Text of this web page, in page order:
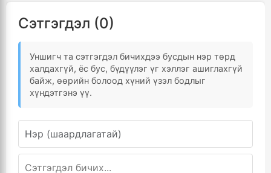
Сэтгэгдэл (0)
Уншигч та сэтгэгдэл бичихдээ бусдын нэр төрд
халдахгүй, ёс бус, бүдүүлэг үг хэллэг ашиглахгүй
байж, өөрийн болоод хүний үзэл бодлыг
хүндэтгэнэ үү.